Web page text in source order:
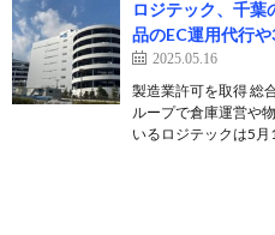
ロジテック、千葉
品のEC運用代行
2025.05.16
製造業許可を取得 総
ループで倉庫運営や
いるロジテックは5